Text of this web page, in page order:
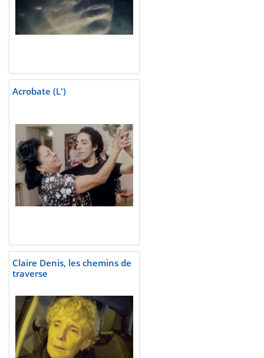
Acrobate (L')
Claire Denis, les chemins de
traverse